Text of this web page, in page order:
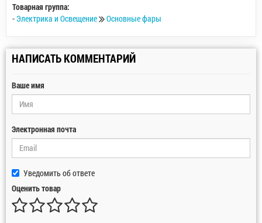
Товарная группа:
- Электрика и Освещение Основные фары
НАПИСАТЬ КОММЕНТАРИЙ
Ваше имя
Электронная почта
Уведомить об ответе
Оценить товар